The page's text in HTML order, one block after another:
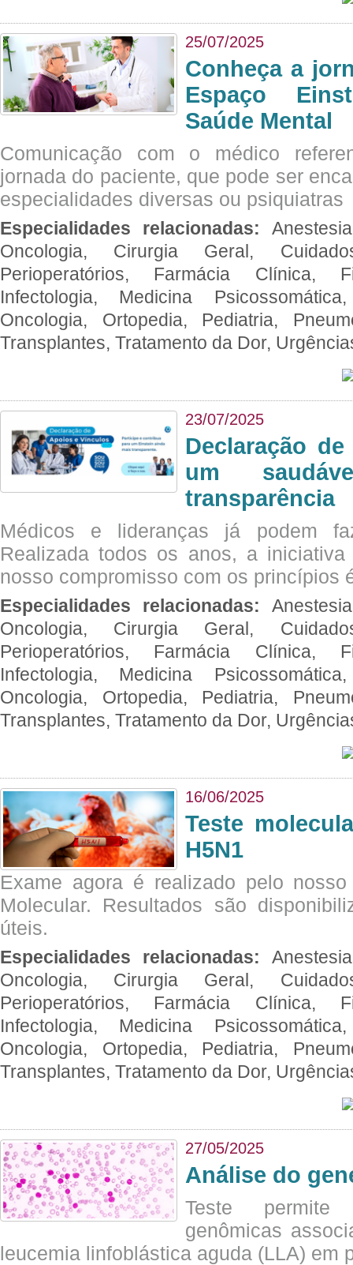
25/07/2025
Conheça a
Espaço
Saúde Mental
Comunicação com o médico
jornada do paciente, que pode ser
especialidades diversas ou psiquiatras
Especialidades relacionadas:
Oncologia, Cirurgia Geral,
Perioperatórios, Farmácia Clínica,
Infectologia, Medicina
Oncologia, Ortopedia, Pediatria,
Transplantes, Tratamento da Dor,
23/07/2025
Declaração
um
transparência
Médicos e lideranças já podem
Realizada todos os anos, a
nosso compromisso com os princípios
Especialidades relacionadas:
Oncologia, Cirurgia Geral,
Perioperatórios, Farmácia Clínica,
Infectologia, Medicina
Oncologia, Ortopedia, Pediatria,
Transplantes, Tratamento da Dor,
16/06/2025
Teste
H5N1
Exame agora é realizado pelo
Molecular. Resultados são
úteis.
Especialidades relacionadas:
Oncologia, Cirurgia Geral,
Perioperatórios, Farmácia Clínica,
Infectologia, Medicina
Oncologia, Ortopedia, Pediatria,
Transplantes, Tratamento da Dor,
27/05/2025
Análise do
Teste permite
genômicas
leucemia linfoblástica aguda (LLA) em